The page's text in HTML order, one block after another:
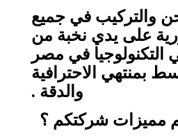
والتركيب في جميع
على يدي نخبة من
في مصر
بمنتهي الاحترافية
والدقة .
مميزات شركتكم ؟